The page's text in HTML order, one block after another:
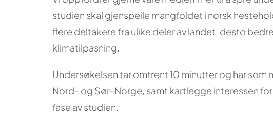
studien skal gjenspeile mangfoldet i norsk
flere deltakere fra ulike deler av landet, desto
klimatilpasning.
Undersøkelsen tar omtrent 10 minutter og har
Nord- og Sør-Norge, samt kartlegge interessen
fase av studien.